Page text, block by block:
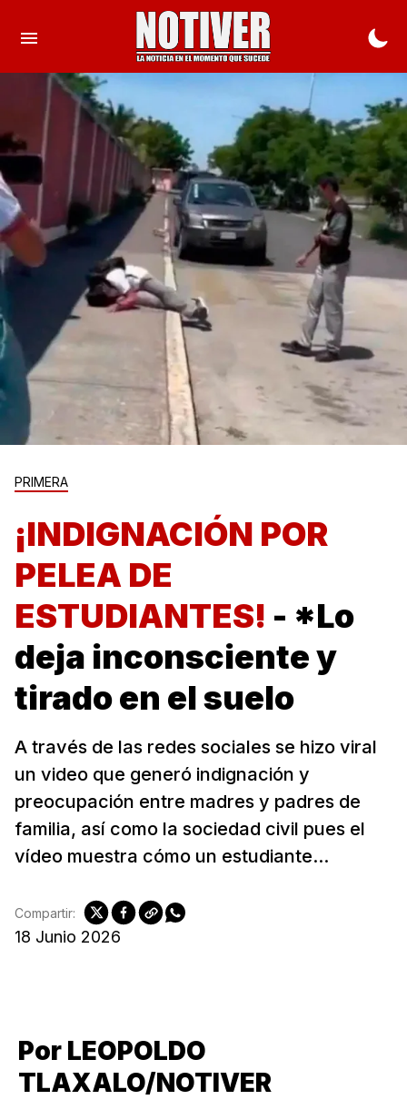
PRIMERA
¡INDIGNACIÓN POR
PELEA DE
ESTUDIANTES! - *Lo
deja inconsciente y
tirado en el suelo
A través de las redes sociales se hizo viral
un video que generó indignación y
preocupación entre madres y padres de
familia, así como la sociedad civil pues el
vídeo muestra cómo un estudiante...
18 Junio 2026
Compartir:
Por LEOPOLDO
TLAXALO/NOTIVER